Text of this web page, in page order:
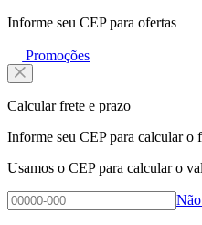
Informe seu CEP para ofertas
Promoções
Calcular frete e prazo
Informe seu CEP para calcular o
Usamos o CEP para calcular o